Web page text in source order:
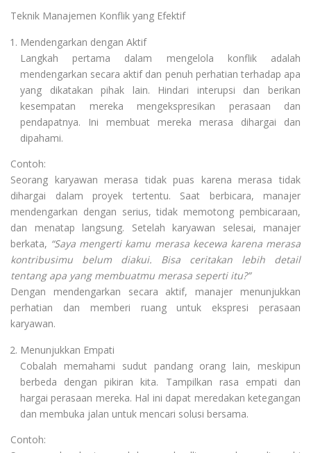
Teknik Manajemen Konflik yang Efektif
Mendengarkan dengan Aktif
Langkah pertama dalam mengelola konflik adalah
mendengarkan secara aktif dan penuh perhatian terhadap apa
yang dikatakan pihak lain. Hindari interupsi dan berikan
kesempatan mereka mengekspresikan perasaan dan
pendapatnya. Ini membuat mereka merasa dihargai dan
dipahami.
Contoh:
Seorang karyawan merasa tidak puas karena merasa tidak
dihargai dalam proyek tertentu. Saat berbicara, manajer
mendengarkan dengan serius, tidak memotong pembicaraan,
dan menatap langsung. Setelah karyawan selesai, manajer
berkata, “Saya mengerti kamu merasa kecewa karena merasa
kontribusimu belum diakui. Bisa ceritakan lebih detail
tentang apa yang membuatmu merasa seperti itu?”
Dengan mendengarkan secara aktif, manajer menunjukkan
perhatian dan memberi ruang untuk ekspresi perasaan
karyawan.
Menunjukkan Empati
Cobalah memahami sudut pandang orang lain, meskipun
berbeda dengan pikiran kita. Tampilkan rasa empati dan
hargai perasaan mereka. Hal ini dapat meredakan ketegangan
dan membuka jalan untuk mencari solusi bersama.
Contoh: